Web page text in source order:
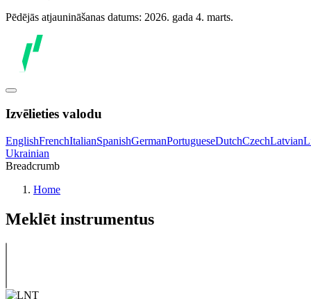
Pēdējās atjaunināšanas datums: 2026. gada 4. marts.
Izvēlieties valodu
EnglishFrenchItalianSpanishGermanPortugueseDutchCzechLatvian
Ukrainian
Breadcrumb
Home
Meklēt instrumentus